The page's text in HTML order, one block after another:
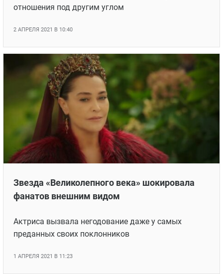
отношения под другим углом
2 АПРЕЛЯ 2021 В 10:40
Звезда «Великолепного века» шокировала
фанатов внешним видом
Актриса вызвала негодование даже у самых
преданных своих поклонников
1 АПРЕЛЯ 2021 В 11:23